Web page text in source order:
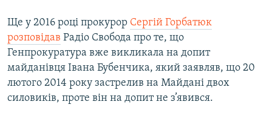
Ще у 2016 році прокурор Сергій Горбатюк
розповідав Радіо Свобода про те, що
Генпрокуратура вже викликала на допит
майданівця Івана Бубенчика, який заявляв, що 20
лютого 2014 року застрелив на Майдані двох
силовиків, проте він на допит не з’явився.